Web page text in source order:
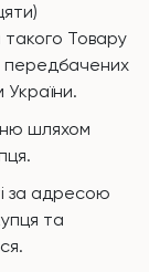
Товару
передбачених
України.
шляхом
за адресою
та